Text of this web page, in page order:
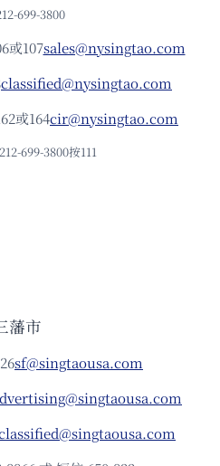
699-3800
或107sales@nysingtao.com
classified@nysingtao.com
或164cir@nysingtao.com
212-699-3800按111
藩市
sf@singtaousa.com